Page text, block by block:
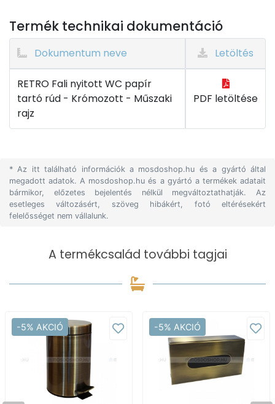
Termék technikai dokumentáció
Dokumentum neve Letöltés
RETRO Fali nyitott WC papír
tartó rúd - Krómozott - Műszaki
rajz
PDF letöltése
* Az itt található információk a mosdoshop.hu és a gyártó által
megadott adatok. A mosdoshop.hu és a gyártó a termékek adatait
bármikor, előzetes bejelentés nélkül megváltoztathatják. Az
esetleges változásért, szöveg hibákért, fotó eltérésekért
felelősséget nem vállalunk.
A termékcsalád további tagjai
-5% AKCIÓ -5% AKCIÓ